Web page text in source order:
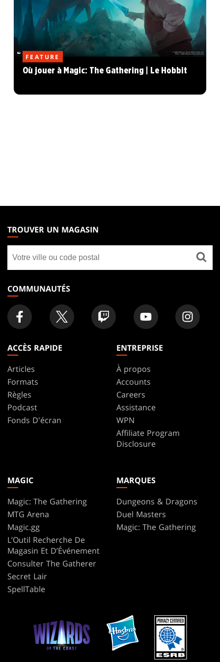
FEATURE
Où jouer à Magic: The Gathering | Le Hobbit
THE
GATHERING
FOOTER
TROUVER UN MAGASIN
un
magasin
COMMUNAUTÉS
ACCÈS RAPIDE
Articles
Formats
Règles
Podcast
Fonds D'écran
ENTREPRISE
À propos
Accounts
Careers
Assistance
WPN
Affiliate Program
Disclosure
MAGIC
Magic: The Gathering
MTG Arena
Magic.gg
L’Outil Recherche De
Magasin Et D’Événement
Consulter The Gatherer
Secret Lair
SpellTable
MARQUES
Dungeons & Dragons
Duel Masters
Magic: The Gathering